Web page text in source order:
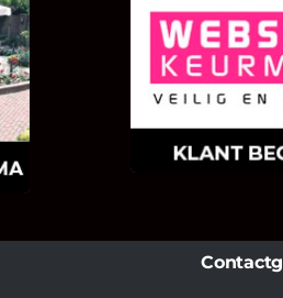
KLANT
We zijn er
weten wat u
onze